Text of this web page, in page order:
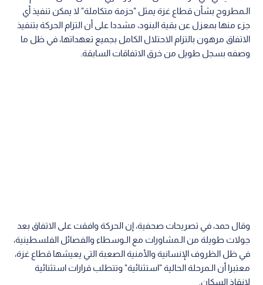
الـمطروح بشأن قطاع غزة يمثل "حزمة متكاملة" لا يمكن تنفيذ أي
جزء منها بمعزل عن بقية البنود، مشددا على أن التزام الحركة بتنفيذ
الاتفاق مرهون بالتزام الاحتلال الكامل بجميع تعهداتها، في ظل ما
وصفه بسجل طويل من خرق الاتفاقات السابقة.
وقال حمد، في تصريحات صحفية، إن الحركة وافقت على الاتفاق بعد
جولات طويلة من الـمشاورات مع الـوسطاء والفصائل الفلسطينية،
في ظل الظروف الإنسانية والأمنية الصعبة التي يعيشها قطاع غزة،
معتبرا أن الـمرحلة الحالية "استثنائية" وتتطلب قرارات استثنائية
لإنقاذ السكان.